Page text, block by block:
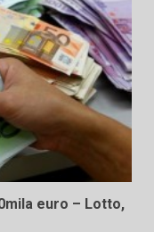
euro – Lotto,